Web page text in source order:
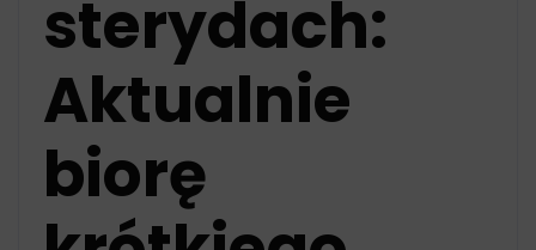
sterydach:
Aktualnie
biorę